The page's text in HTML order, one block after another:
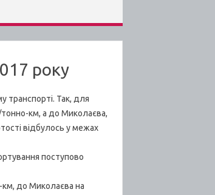
року
транспорті. Так, для
км, а до Миколаєва,
відбулось у межах
поступово
км, до Миколаєва на